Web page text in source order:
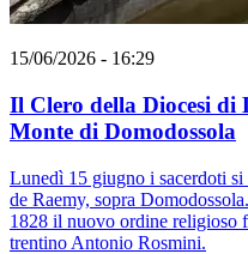
15/06/2026 - 16:29
Il Clero della Diocesi di
Monte di Domodossola
Lunedì 15 giugno i sacerdoti
de Raemy, sopra
1828 il nuovo ordine religioso
trentino Antonio Rosmini.